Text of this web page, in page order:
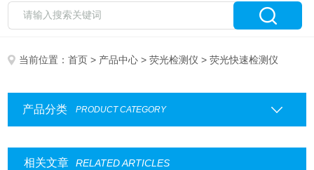
当前位置：首页 > 产品中心 >荧光检测仪 > 荧光快速检测仪
产品分类 PRODUCT CATEGORY
相关文章 RELATED ARTICLES